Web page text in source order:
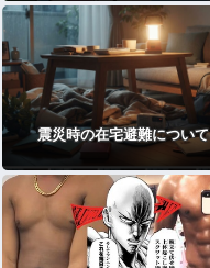
エ●いと話題に
震災時の在宅避難について